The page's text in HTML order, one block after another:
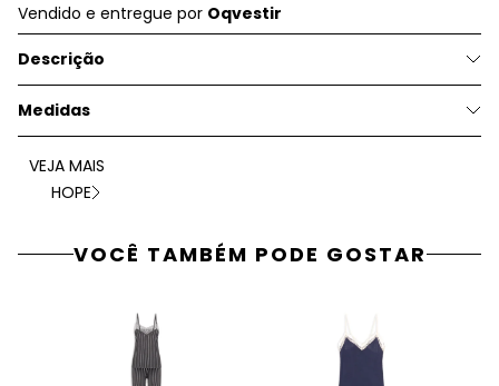
Vendido e entregue por Oqvestir
Descrição
Medidas
VEJA MAIS
HOPE
VOCÊ TAMBÉM PODE GOSTAR